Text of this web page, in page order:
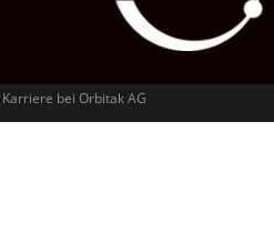
bei Orbitak AG